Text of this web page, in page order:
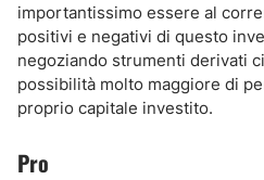
importantissimo essere al
positivi e negativi di questo
negoziando strumenti derivati
possibilità molto maggiore di
proprio capitale investito.
Pro